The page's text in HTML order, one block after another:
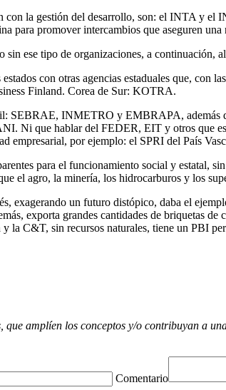
la gestión del desarrollo, son: el INTA y el
para promover intercambios que aseguren una
sin ese tipo de organizaciones, a continuación,
con otras agencias estaduales que, con
Finland. Corea de Sur: KOTRA.
INMETRO y EMBRAPA, además
Ni que hablar del FEDER, EIT y otros que
empresarial, por ejemplo: el SPRI del País
para el funcionamiento social y estatal,
el agro, la minería, los hidrocarburos y los
exagerando un futuro distópico, daba el
exporta grandes cantidades de briquetas
la C&T, sin recursos naturales, tiene un PBI
amplíen los conceptos y/o contribuyan a
Comentario